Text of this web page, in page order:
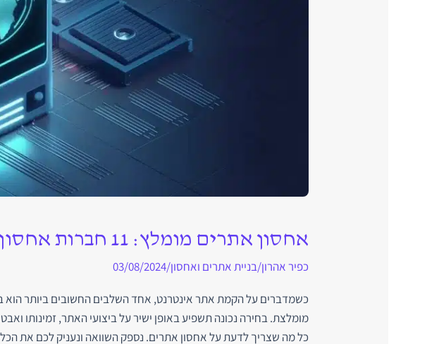
אחסון אתרים מומלץ: 11 חברות אחסון אתרים מומלצות לשנת 2025
כפיר אהרון/בניית אתרים ואחסון/
03/08/2024
כשמדברים על הקמת אתר אינטרנט, אחד השלבים החשובים ביותר הוא
מומלצת. בחירה נכונה תשפיע באופן ישיר על ביצועי האתר, זמינותו
כל מה שצריך לדעת על אחסון אתרים. נספק השוואה ונעניק לכם את